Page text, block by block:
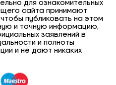
для ознакомительных
сайта принимают
публиковать на этом
и точную информацию,
заявлений в
и полноты
и не дают никаких